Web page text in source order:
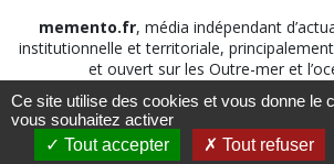
memento.fr, média indépendant
institutionnelle et territoriale,
et ouvert sur les Outre-mer et
©2026
Mémento
Suivez nous sur
Ce site utilise des cookies et vous donne le
vous souhaitez activer
Tout accepter
Tout refuser